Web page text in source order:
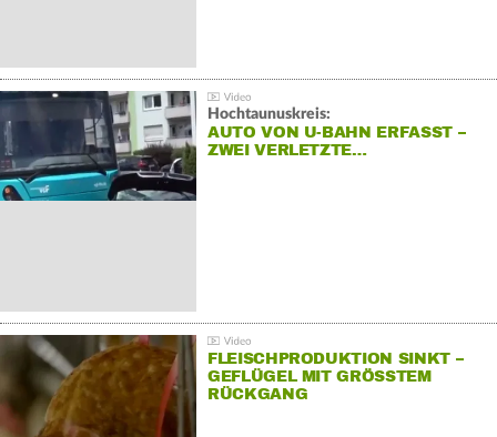
Hochtaunuskreis:
AUTO VON U-BAHN ERFASST –
ZWEI VERLETZTE…
FLEISCHPRODUKTION SINKT –
GEFLÜGEL MIT GRÖSSTEM R
ÜCKGANG